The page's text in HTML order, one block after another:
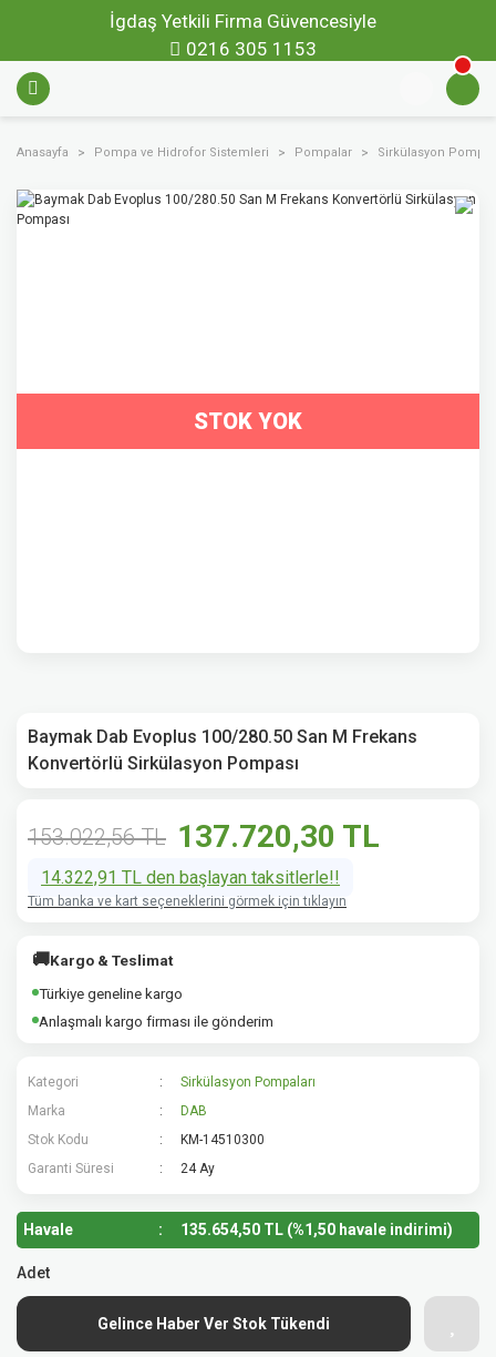
İgdaş Yetkili Firma Güvencesiyle
0216 305 1153
Anasayfa Pompa ve Hidrofor Sistemleri Pompalar Sirkülasyon
STOK YOK
Baymak Dab Evoplus 100/280.50 San M Frekans
Konvertörlü Sirkülasyon Pompası
153.022,56 TL 137.720,30 TL
14.322,91 TL den başlayan taksitlerle!!
Tüm banka ve kart seçeneklerini görmek için tıklayın
🚚Kargo & Teslimat
Türkiye geneline kargo
Anlaşmalı kargo firması ile gönderim
Kategori
Sirkülasyon Pompaları
Marka
DAB
Stok Kodu
KM-14510300
Garanti Süresi
24 Ay
Havale 135.654,50 TL (%1,50 havale indirimi)
Adet
Gelince Haber Ver Stok Tükendi